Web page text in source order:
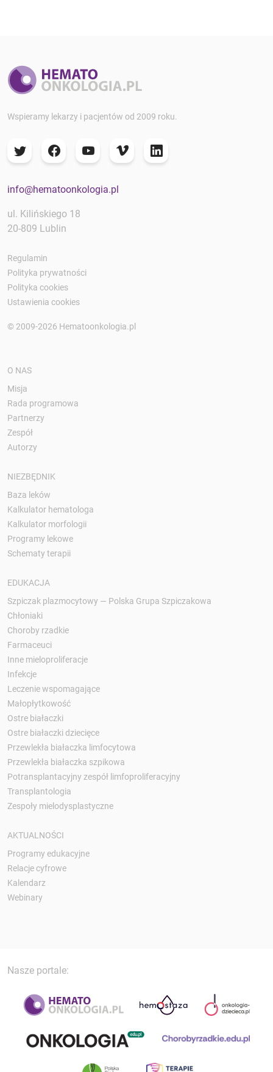
Wspieramy lekarzy i pacjentów od 2009 roku.
info@hematoonkologia.pl
ul. Kilińskiego 18
20-809 Lublin
Regulamin
Polityka prywatności
Polityka cookies
Ustawienia cookies
© 2009-2026 Hematoonkologia.pl
O NAS
Misja
Rada programowa
Partnerzy
Zespół
Autorzy
NIEZBĘDNIK
Baza leków
Kalkulator hematologa
Kalkulator morfologii
Programy lekowe
Schematy terapii
EDUKACJA
Szpiczak plazmocytowy — Polska Grupa Szpiczakowa
Chłoniaki
Choroby rzadkie
Farmaceuci
Inne mieloproliferacje
Infekcje
Leczenie wspomagające
Małopłytkowość
Ostre białaczki
Ostre białaczki dziecięce
Przewlekła białaczka limfocytowa
Przewlekła białaczka szpikowa
Potransplantacyjny zespół limfoproliferacyjny
Transplantologia
Zespoły mielodysplastyczne
AKTUALNOŚCI
Programy edukacyjne
Relacje cyfrowe
Kalendarz
Webinary
Nasze portale: